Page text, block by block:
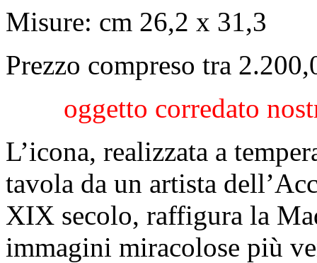
Misure: cm 26,2 x 31,3
Prezzo compreso tra
oggetto corredato
L’icona, realizzata a
tavola da un artista
XIX secolo, raffigura la
immagini miracolose più